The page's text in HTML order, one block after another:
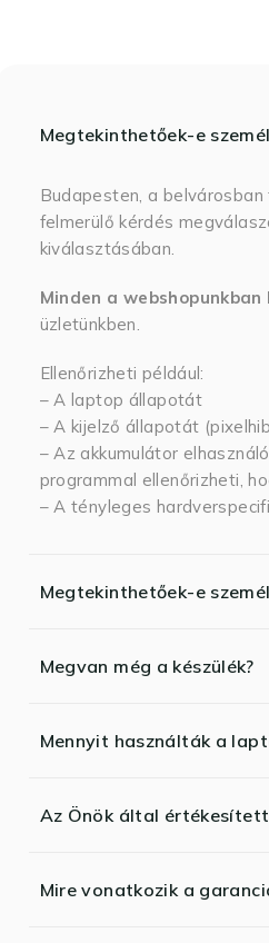
Megtekinthetőek-e
Budapesten, a
felmerülő kérdés
kiválasztásában.
Minden a
üzletünkben.
Ellenőrizheti például:
– A laptop állapotát
– A kijelző állapotát
– Az akkumulátor
programmal ellenőrizheti,
– A tényleges
Megtekinthetőek-e
Megvan még a készülék?
Mennyit használták a
Az Önök által
Mire vonatkozik a